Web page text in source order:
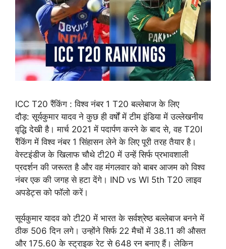
ICC T20 रैंकिंग : विश्व नंबर 1 T20 बल्लेबाज के लिए
दौड़: सूर्यकुमार यादव ने कुछ ही वर्षों में टीम इंडिया में उल्‍लेखनीय
वृद्धि देखी है। मार्च 2021 में पदार्पण करने के बाद से, वह T20I
रैंकिंग में विश्व नंबर 1 सिंहासन लेने के लिए पूरी तरह तैयार है।
वेस्टइंडीज के खिलाफ चौथे टी20 में उन्हें सिर्फ प्रभावशाली
प्रदर्शन की जरूरत है और वह मंगलवार को बाबर आजम को विश्व
नंबर एक की जगह से हटा देंगे। IND vs WI 5th T20 लाइव
अपडेट्स को फॉलो करें।
सूर्यकुमार यादव को टी20 में भारत के सर्वश्रेष्ठ बल्लेबाज बनने में
ठीक 506 दिन लगे। उन्होंने सिर्फ 22 मैचों में 38.11 की औसत
और 175.60 के स्ट्राइक रेट से 648 रन बनाए हैं। लेकिन